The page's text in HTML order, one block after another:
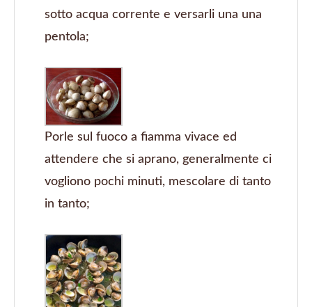
sotto acqua corrente e versarli una una
pentola;
Porle sul fuoco a fiamma vivace ed
attendere che si aprano, generalmente ci
vogliono pochi minuti, mescolare di tanto
in tanto;